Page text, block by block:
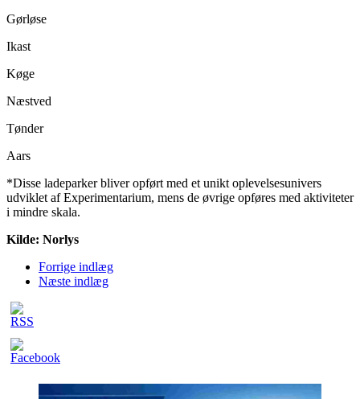
Gørløse
Ikast
Køge
Næstved
Tønder
Aars
*Disse ladeparker bliver opført med et unikt oplevelsesunivers
udviklet af Experimentarium, mens de øvrige opføres med aktiviteter
i mindre skala.
Kilde: Norlys
Forrige indlæg
Næste indlæg